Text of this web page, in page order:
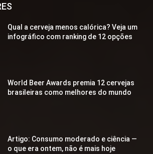
Qual a cerveja menos calórica? Veja um
infográfico com ranking de 12 opções
World Beer Awards premia 12 cervejas
brasileiras como melhores do mundo
Artigo: Consumo moderado e ciência —
o que era ontem, não é mais hoje